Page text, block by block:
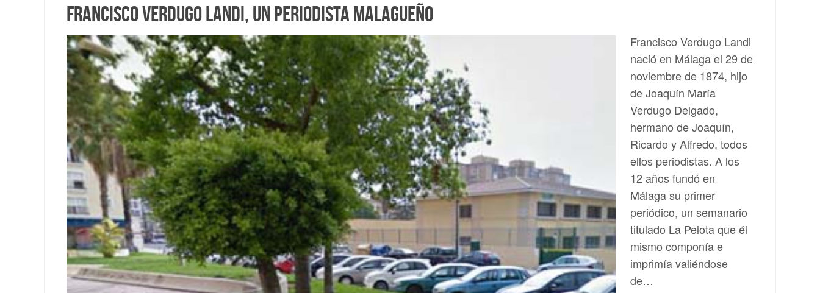
Francisco Verdugo Landi, un periodista malagueño
Francisco Verdugo Landi
nació en Málaga el 29 de
noviembre de 1874, hijo
de Joaquín María
Verdugo Delgado,
hermano de Joaquín,
Ricardo y Alfredo, todos
ellos periodistas. A los
12 años fundó en
Málaga su primer
periódico, un semanario
titulado La Pelota que él
mismo componía e
imprimía valiéndose
de…